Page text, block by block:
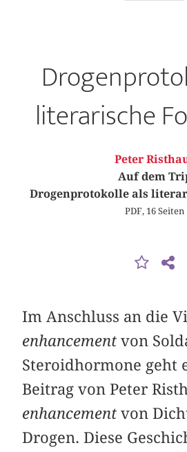
literarische
Peter
Auf dem
Drogenprotokolle als
PDF, 16 Seiten
Im Anschluss an die
enhancement von
Steroidhormone geht
Beitrag von Peter
enhancement von
Drogen. Diese